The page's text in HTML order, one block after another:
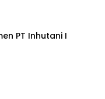
PT Inhutani I